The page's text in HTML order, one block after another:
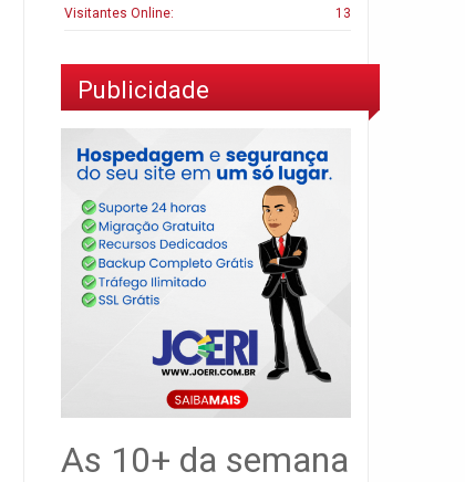
13
Visitantes Online:
Publicidade
As 10+ da semana